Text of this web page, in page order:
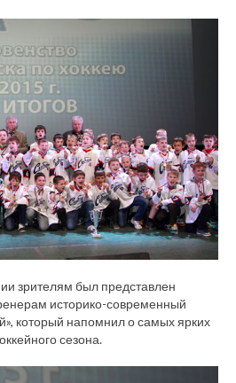
зрителям был представлен
историко-современный
который напомнил о самых ярких
сезона.